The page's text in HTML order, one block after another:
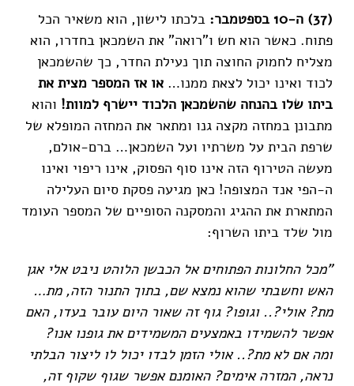
(37) ה-10 בספטמבר:
בלכתו לישון, הוא משאיר הכל
פתוח. כאשר הוא חש ו"רואה" את השמכאן בחדרו, הוא
מצליח לחמוק החוצה תוך נעילת החדר, כך שהשמכאן
לכוד ואינו יכול לצאת ממנו… או אז המספר מצית את
ביתו שלו בהנחה שהשמכאן הלכוד יישרף למוות! והוא
מתבונן במחזה מקצה גנו ומתאר את המחזה המופלא של
שרפת הבית על משרתיו ועל השמכאן… ברם-אולם,
מעשה הטירוף הזה אינו סוף הפסוק, אינו ריפוי ואינו
ה-הפי אנד המצופה! כאן מגיעה פסקת סיום העלילה
המתארת את ההגיג והמסקנה הסופיים של המספר העומד
מול שלד ביתו השרוף:
"מכל החלונות הפתוחים אל הכבשן הלוהט ניבט אלי אגן
האש וחשבתי שהוא נמצא שם, בתוך התנור הזה, מת…
מת? אולי?.. וגופו? גוף זה שאור היום עובר בעדו, האם
אפשר להשמידו באמצעים המשמידים את גופנו אנו?
ומה אם לא מת?.. אולי הזמן לבדו יכול לו ליצור הבלתי
נראה, המזרה אימים? האומנם אפשר שגוף שקוף זה,